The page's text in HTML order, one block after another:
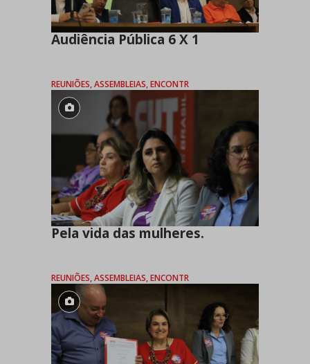
Audiência Pública 6 X 1
REUNIÕES, ASSEMBLEIAS, ENCONTR
Pela vida das mulheres.
REUNIÕES, ASSEMBLEIAS, ENCONTR
Cadastre-se e receba